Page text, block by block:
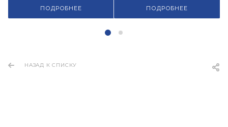
ПОДРОБНЕЕ ПОДРОБНЕЕ
НАЗАД К СПИСКУ